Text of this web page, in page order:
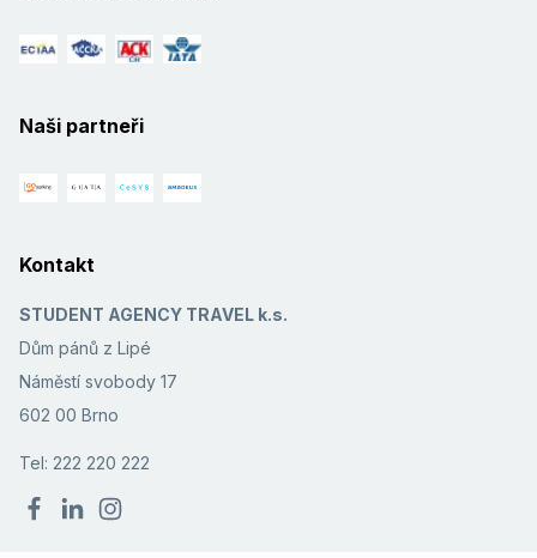
Naši partneři
Kontakt
STUDENT AGENCY TRAVEL k.s.
Dům pánů z Lipé
Náměstí svobody 17
602 00 Brno
Tel: 222 220 222